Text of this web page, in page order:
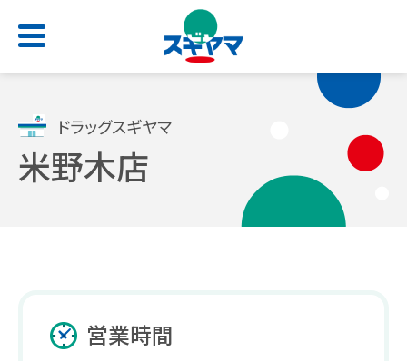
店舗検索
処方せん受付
ごあいさつ
新卒採用サイト
（薬剤師職・総合職）
スギヤマカード
ドラッグスギヤマ
米野木店
営業時間